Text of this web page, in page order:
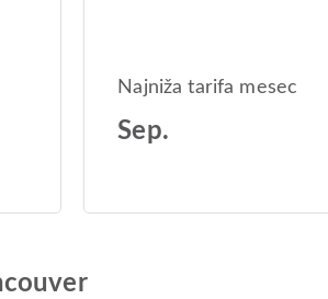
Najniža tarifa mesec
Sep.